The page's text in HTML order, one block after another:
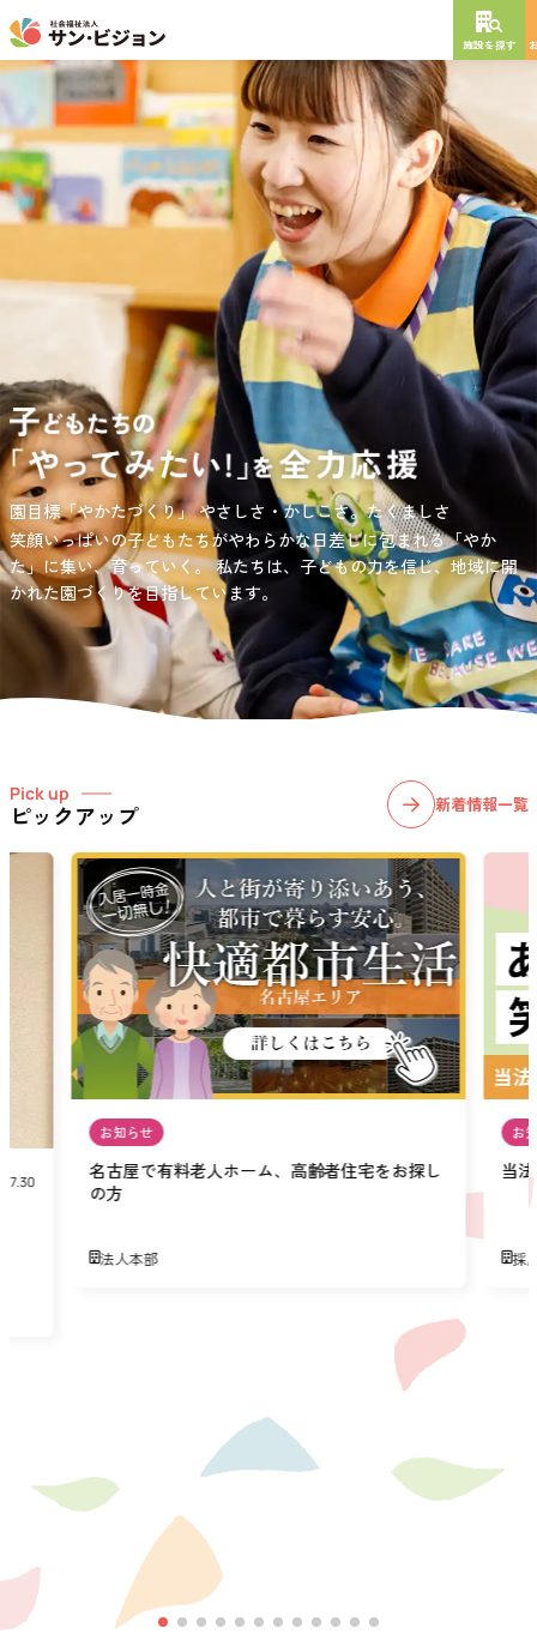
施設を探す
負担の少ない介護、ふれあいを大切にする介護、笑顔が溢れている
介護を目指して。
愛知・岐阜・長野の3県下で38施設・151事業所の介護関連事業所を運
営する社会福祉法人サン・ビジョンでは、今後ますます高まる介護
ニーズに幅広く対応していきます。
園目標「やかたづくり」やさしさ・かしこさ。たくましさ
笑顔いっぱいの子どもたちがやわらかな日差しに包まれる「やか
た」に集い、育っていく。私たちは、子どもの力を信じ、地域に開
かれた園づくりを目指しています。
サンサン・スクール東山公園では、小学生の児童が放課後安心して
過ごせる環境を提供するとともに、宿題・クラブ活動(英語・習字・
選択)などの学習面にも力を入れて行っている学童保育所です。
NEW OPEN
年
特別養護老人ホーム
短期入所生活介護
通所介護
居宅介護支援
グレイスフル砧公園
東京都世田谷区大蔵 3丁目4番12号
お問い合わせ先
03-6411-5781
担当：宮澤
Pick up
ピックアップ 新着情報一覧
お知らせ
名古屋で有料老人ホーム、高齢者住宅をお探し
の方
法人本部
お
当
採